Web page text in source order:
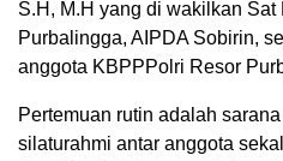
S.H, M.H yang di wakilkan
Purbalingga, AIPDA Sobirin,
anggota KBPPPolri Resor
Pertemuan rutin adalah
silaturahmi antar anggota